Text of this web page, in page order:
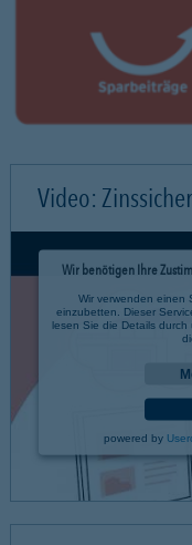
Video:
Wir benötigen Ihre
Wir verwenden einen
einzubetten. Dieser
lesen Sie die Details
powered by